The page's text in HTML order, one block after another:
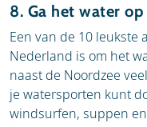
8. Ga het water op
Een van de 10 leukste
Nederland is om het
naast de Noordzee
je watersporten kunt
windsurfen, suppen